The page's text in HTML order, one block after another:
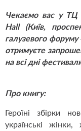
Чекаємо вас у ТЦ
Hall (Київ,
галузевого
отримуєте
на всі дні
Про книгу:
Героїні збірки
українські